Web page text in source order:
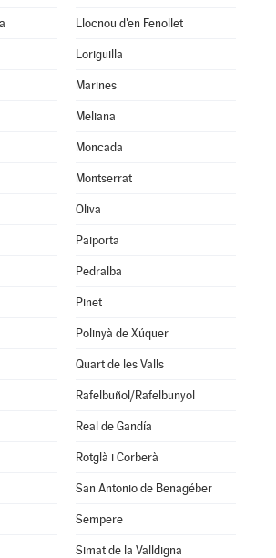
Llocnou d'en Fenollet
Loriguilla
Marines
Meliana
Moncada
Montserrat
Oliva
Paiporta
Pedralba
Pinet
Polinyà de Xúquer
Quart de les Valls
Rafelbuñol/Rafelbunyol
Real de Gandía
Rotglà i Corberà
San Antonio de Benagéber
Sempere
Simat de la Valldigna